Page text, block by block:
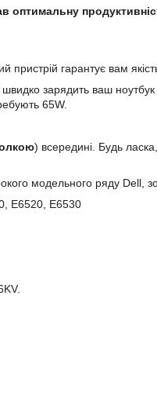
оптимальну
гарантує вам якість
швидко зарядить ваш
65W.
) всередині. Будь
модельного ряду Dell,
E6520, E6530